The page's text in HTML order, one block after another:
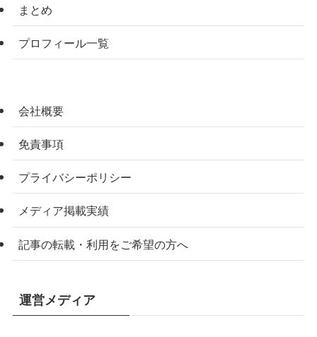
まとめ
プロフィール一覧
会社概要
免責事項
プライバシーポリシー
メディア掲載実績
記事の転載・利用をご希望の方へ
運営メディア